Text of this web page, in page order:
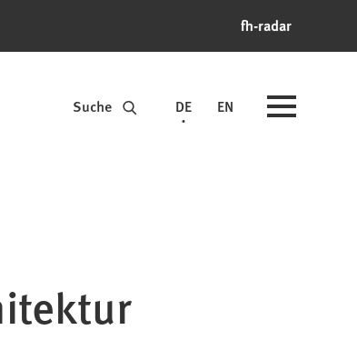
fh-radar
Suche DE EN